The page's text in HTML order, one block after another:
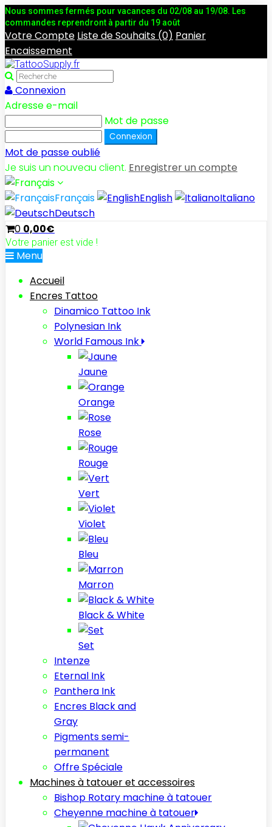
Nous sommes fermés pour vacances du 02/08 au 19/08. Les
commandes reprendront à partir du 19 août
Votre Compte Liste de Souhaits (0) Panier
Encaissement
Connexion
Adresse e-mail
Mot de passe
Mot de passe oublié
Je suis un nouveau client. Enregistrer un compte
Français English
Italiano
Deutsch
0 0,00€
Votre panier est vide !
Menu
Accueil
Encres Tattoo
Dinamico Tattoo Ink
Polynesian Ink
World Famous Ink
Jaune
Orange
Rose
Rouge
Vert
Violet
Bleu
Marron
Black & White
Set
Intenze
Eternal Ink
Panthera Ink
Encres Black and
Gray
Pigments semi-
permanent
Offre Spéciale
Machines à tatouer et accessoires
Bishop Rotary machine à tatouer
Cheyenne machine à tatouer